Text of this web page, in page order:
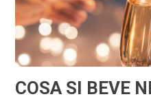
COSA SI BEVE